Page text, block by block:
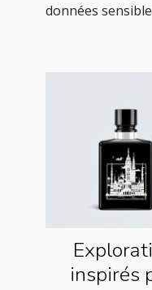
données
inspirés